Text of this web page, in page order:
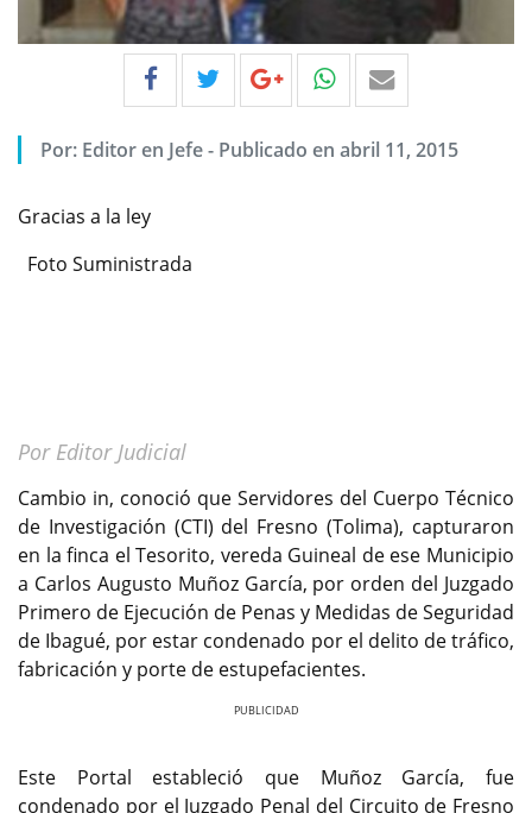
Por: Editor en Jefe- Publicado en abril 11, 2015
Gracias a la ley
Foto Suministrada
Por Editor Judicial
Cambio in, conoció que Servidores del Cuerpo Técnico
de Investigación (CTI) del Fresno (Tolima), capturaron
en la finca el Tesorito, vereda Guineal de ese Municipio
a Carlos Augusto Muñoz García, por orden del Juzgado
Primero de Ejecución de Penas y Medidas de Seguridad
de Ibagué, por estar condenado por el delito de tráfico,
fabricación y porte de estupefacientes.
Este Portal estableció que Muñoz García, fue
condenado por el Juzgado Penal del Circuito de Fresno